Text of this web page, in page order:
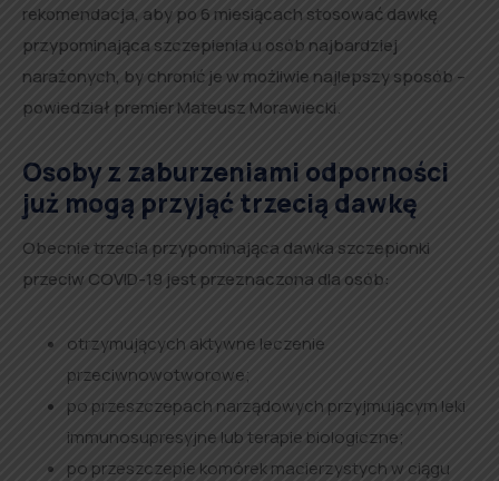
rekomendacja, aby po 6 miesiącach stosować dawkę
przypominająca szczepienia u osób najbardziej
narażonych, by chronić je w możliwie najlepszy sposób –
powiedział premier Mateusz Morawiecki.
Osoby z zaburzeniami odporności
już mogą przyjąć trzecią dawkę
Obecnie trzecia przypominająca dawka szczepionki
przeciw COVID-19 jest przeznaczona dla osób:
otrzymujących aktywne leczenie
przeciwnowotworowe;
po przeszczepach narządowych przyjmującym leki
immunosupresyjne lub terapie biologiczne;
po przeszczepie komórek macierzystych w ciągu